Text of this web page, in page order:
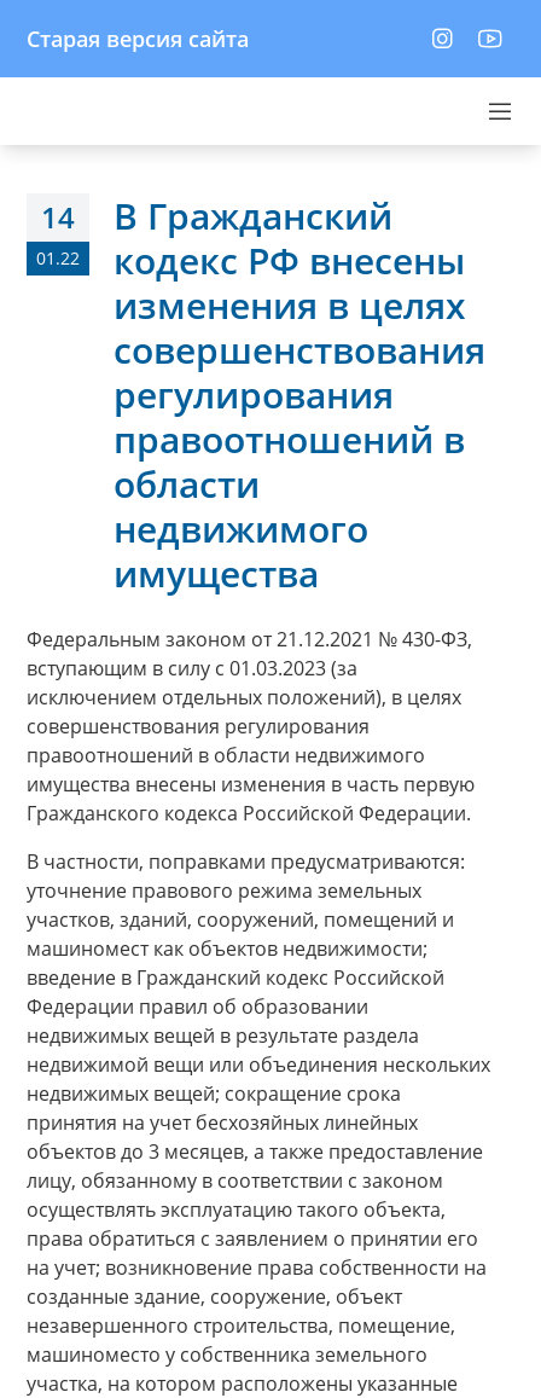
Старая версия сайта
14
01.22
В Гражданский
кодекс РФ внесены
изменения в целях
совершенствования
регулирования
правоотношений в
области
недвижимого
имущества
Федеральным законом от 21.12.2021 № 430-ФЗ,
вступающим в силу с 01.03.2023 (за
исключением отдельных положений), в целях
совершенствования регулирования
правоотношений в области недвижимого
имущества внесены изменения в часть первую
Гражданского кодекса Российской Федерации.
В частности, поправками предусматриваются:
уточнение правового режима земельных
участков, зданий, сооружений, помещений и
машиномест как объектов недвижимости;
введение в Гражданский кодекс Российской
Федерации правил об образовании
недвижимых вещей в результате раздела
недвижимой вещи или объединения нескольких
недвижимых вещей; сокращение срока
принятия на учет бесхозяйных линейных
объектов до 3 месяцев, а также предоставление
лицу, обязанному в соответствии с законом
осуществлять эксплуатацию такого объекта,
права обратиться с заявлением о принятии его
на учет; возникновение права собственности на
созданные здание, сооружение, объект
незавершенного строительства, помещение,
машиноместо у собственника земельного
участка, на котором расположены указанные